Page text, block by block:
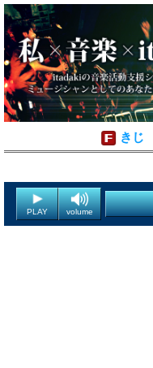
きじ
PLAY volume